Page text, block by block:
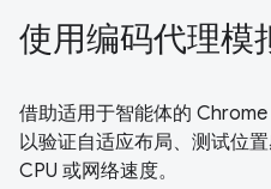
使用编码代理模
借助适用于智能体的
以验证自适应布局、测试位
CPU 或网络速度。